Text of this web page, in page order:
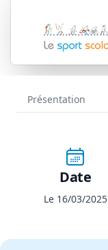
Date
Le 16/03/2025